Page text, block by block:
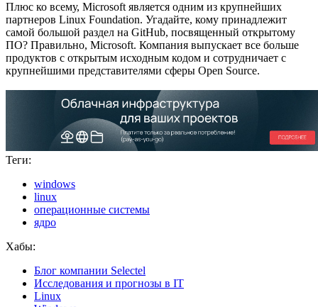
Плюс ко всему, Microsoft является одним из крупнейших
партнеров Linux Foundation. Угадайте, кому принадлежит
самой большой раздел на GitHub, посвященный открытому
ПО? Правильно, Microsoft. Компания выпускает все больше
продуктов с открытым исходным кодом и сотрудничает с
крупнейшими представителями сферы Open Source.
Теги:
windows
linux
операционные системы
ядро
Хабы:
Блог компании Selectel
Исследования и прогнозы в IT
Linux